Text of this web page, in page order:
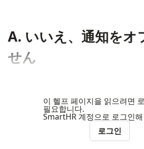
A. いいえ、通知をオ
せん
이 헬프 페이지을 읽으려면
필요합니다.
SmartHR 계정으로 로그인
로그인